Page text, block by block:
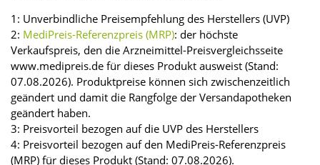
1: Unverbindliche Preisempfehlung des Herstellers (UVP)
2: MediPreis-Referenzpreis (MRP): der höchste
Verkaufspreis, den die Arzneimittel-Preisvergleichsseite
www.medipreis.de für dieses Produkt ausweist (Stand:
07.08.2026). Produktpreise können sich zwischenzeitlich
geändert und damit die Rangfolge der Versandapotheken
geändert haben.
3: Preisvorteil bezogen auf die UVP des Herstellers
4: Preisvorteil bezogen auf den MediPreis-Referenzpreis
(MRP) für dieses Produkt (Stand: 07.08.2026).